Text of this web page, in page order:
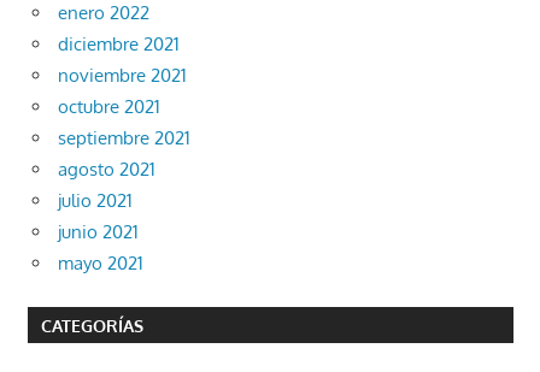
enero 2022
diciembre 2021
noviembre 2021
octubre 2021
septiembre 2021
agosto 2021
julio 2021
junio 2021
mayo 2021
CATEGORÍAS